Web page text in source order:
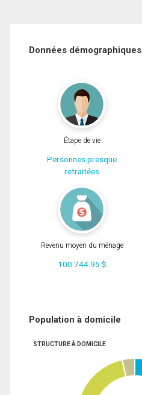
Données démographiques
Étape de vie
Personnes presque
retraitées
Revenu moyen du ménage
100 744.95 $
Population à domicile
STRUCTURE À DOMICILE